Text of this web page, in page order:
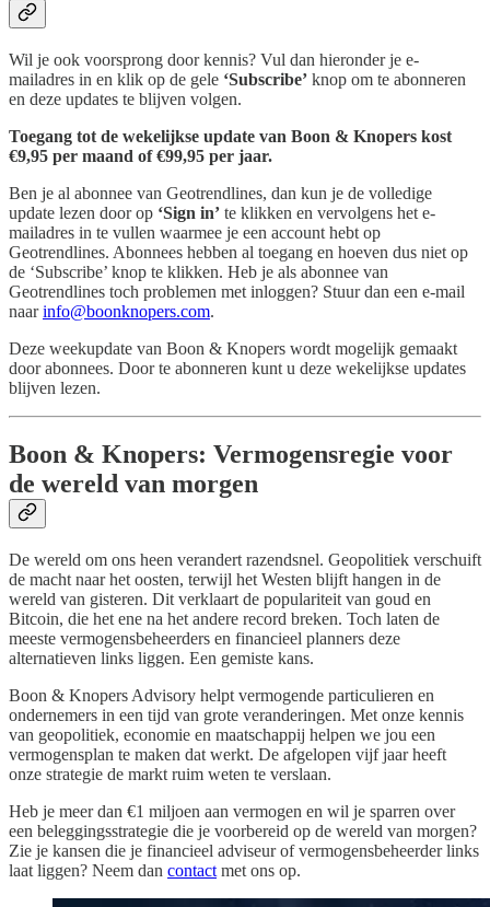
Wil je ook voorsprong door kennis? Vul dan hieronder je e-
mailadres in en klik op de gele ‘Subscribe’ knop om te abonneren
en deze updates te blijven volgen.
Toegang tot de wekelijkse update van Boon & Knopers kost
€9,95 per maand of €99,95 per jaar.
Ben je al abonnee van Geotrendlines, dan kun je de volledige
update lezen door op ‘Sign in’ te klikken en vervolgens het e-
mailadres in te vullen waarmee je een account hebt op
Geotrendlines. Abonnees hebben al toegang en hoeven dus niet op
de ‘Subscribe’ knop te klikken. Heb je als abonnee van
Geotrendlines toch problemen met inloggen? Stuur dan een e-mail
naarinfo@boonknopers.com.
Deze weekupdate van Boon & Knopers wordt mogelijk gemaakt
door abonnees. Door te abonneren kunt u deze wekelijkse updates
blijven lezen.
Boon & Knopers: Vermogensregie voor
de wereld van morgen
De wereld om ons heen verandert razendsnel. Geopolitiek verschuift
de macht naar het oosten, terwijl het Westen blijft hangen in de
wereld van gisteren. Dit verklaart de populariteit van goud en
Bitcoin, die het ene na het andere record breken. Toch laten de
meeste vermogensbeheerders en financieel planners deze
alternatieven links liggen. Een gemiste kans.
Boon & Knopers Advisory helpt vermogende particulieren en
ondernemers in een tijd van grote veranderingen. Met onze kennis
van geopolitiek, economie en maatschappij helpen we jou een
vermogensplan te maken dat werkt. De afgelopen vijf jaar heeft
onze strategie de markt ruim weten te verslaan.
Heb je meer dan €1 miljoen aan vermogen en wil je sparren over
een beleggingsstrategie die je voorbereid op de wereld van morgen?
Zie je kansen die je financieel adviseur of vermogensbeheerder links
laat liggen? Neem dan contact met ons op.